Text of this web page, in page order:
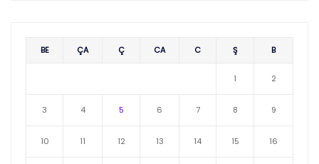
BE ÇA Ç CA C Ş B
1 2
3 4 5 6 7 8 9
10 11 12 13 14 15 16